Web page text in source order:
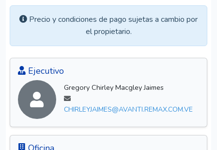
Precio y condiciones de pago sujetas a cambio por
el propietario.
Ejecutivo
Gregory Chirley Macgley Jaimes
CHIRLEYJAIMES@AVANTI.REMAX.COM.VE